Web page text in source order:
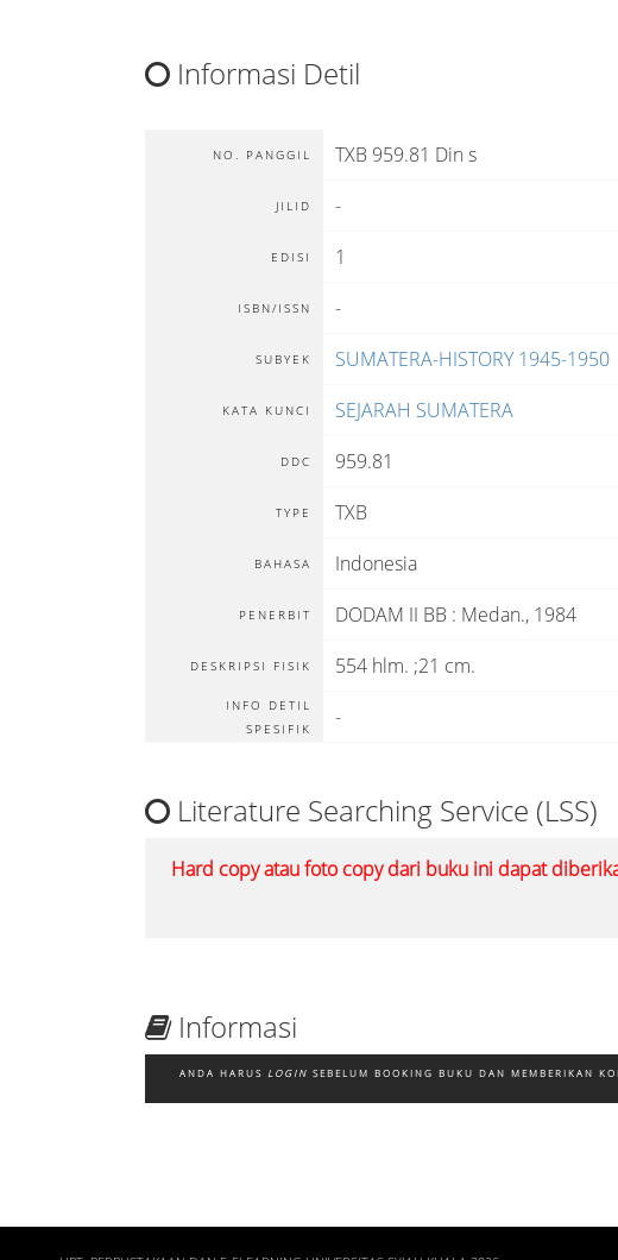
Informasi Detil
NO. PANGGIL TXB 959.81 Din s
JILID -
EDISI 1
ISBN/ISSN -
SUBYEK SUMATERA-HISTORY 1945-1950
KATA KUNCI SEJARAH SUMATERA
DDC 959.81
TYPE TXB
BAHASA Indonesia
PENERBIT DODAM II BB : Medan., 1984
DESKRIPSI FISIK 554 hlm. ;21 cm.
INFO DETIL
SPESIFIK
-
Literature Searching Service (LSS)
Hard copy atau foto copy dari buku ini dapat
Informasi
ANDA HARUS LOGIN SEBELUM BOOKING BUKU DAN MEMBERIKAN